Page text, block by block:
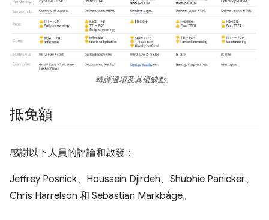
轉譯選項及其優缺點。
抵免額
感謝以下人員的評論和啟發：
Jeffrey Posnick、Houssein Djirdeh、Shubhie Panicker、
Chris Harrelson 和 Sebastian Markbåge。